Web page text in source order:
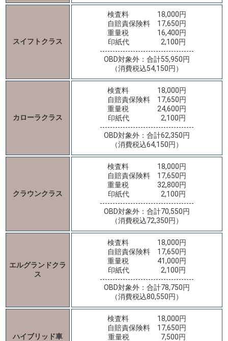
スイフトクラス
検査料 18,000円
自賠責保険料 17,650円
重量税 16,400円
印紙代 2,100円
-------------------------------------
OBD対象外：合計55,950円
（消費税込54,150円）
カローラクラス
検査料 18,000円
自賠責保険料 17,650円
重量税 24,600円
印紙代 2,100円
-------------------------------------
OBD対象外：合計62,350円
（消費税込64,150円）
クラウンクラス
検査料 18,000円
自賠責保険料 17,650円
重量税 32,800円
印紙代 2,100円
-------------------------------------
OBD対象外：合計70,550円
（消費税込72,350円）
エルグランドクラ
ス
検査料 18,000円
自賠責保険料 17,650円
重量税 41,000円
印紙代 2,100円
-------------------------------------
OBD対象外：合計78,750円
（消費税込80,550円）
ハイブリッド車
検査料 18,000円
自賠責保険料 17,650円
重量税 7,500円